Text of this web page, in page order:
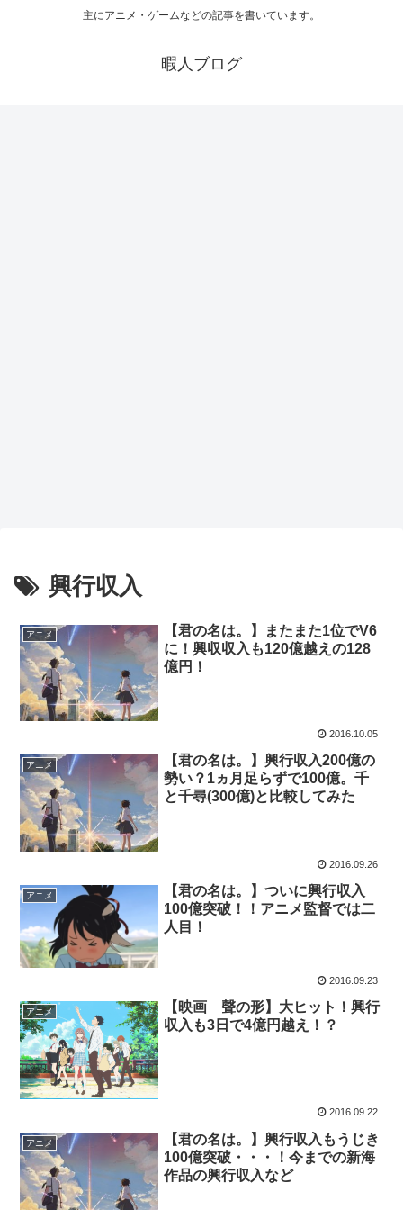
主にアニメ・ゲームなどの記事を書いています。
暇人ブログ
興行収入
アニメ
【君の名は。】またまた1位でV6
に！興収収入も120億越えの128
億円！
2016.10.05
アニメ
【君の名は。】興行収入200億の
勢い？1ヵ月足らずで100億。千
と千尋(300億)と比較してみた
2016.09.26
アニメ
【君の名は。】ついに興行収入
100億突破！！アニメ監督では二
人目！
2016.09.23
アニメ
【映画 聲の形】大ヒット！興行
収入も3日で4億円越え！？
2016.09.22
アニメ
【君の名は。】興行収入もうじき
100億突破・・・！今までの新海
作品の興行収入など